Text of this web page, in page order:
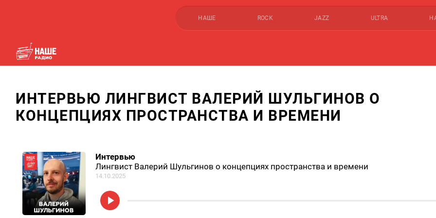
НАШЕ ROCK JAZZ ULTRA
ИНТЕРВЬЮ ЛИНГВИСТ ВАЛЕРИЙ ШУЛЬГИНОВ О
КОНЦЕПЦИЯХ ПРОСТРАНСТВА И ВРЕМЕНИ
Интервью
Лингвист Валерий Шульгинов о концепциях пространства и времени
14.10.2025